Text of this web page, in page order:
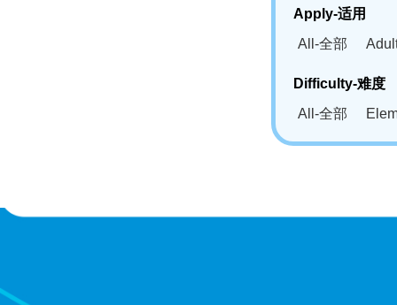
Apply-适用
All-全部
Difficulty-难度
All-全部